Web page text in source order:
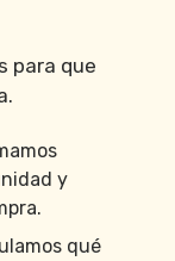
para que
y
qué